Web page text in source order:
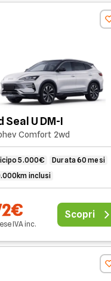
Seal U DM-I
Comfort 2wd
5.000€
Durata 60 mesi
inclusi
IVAinc.
Scopri